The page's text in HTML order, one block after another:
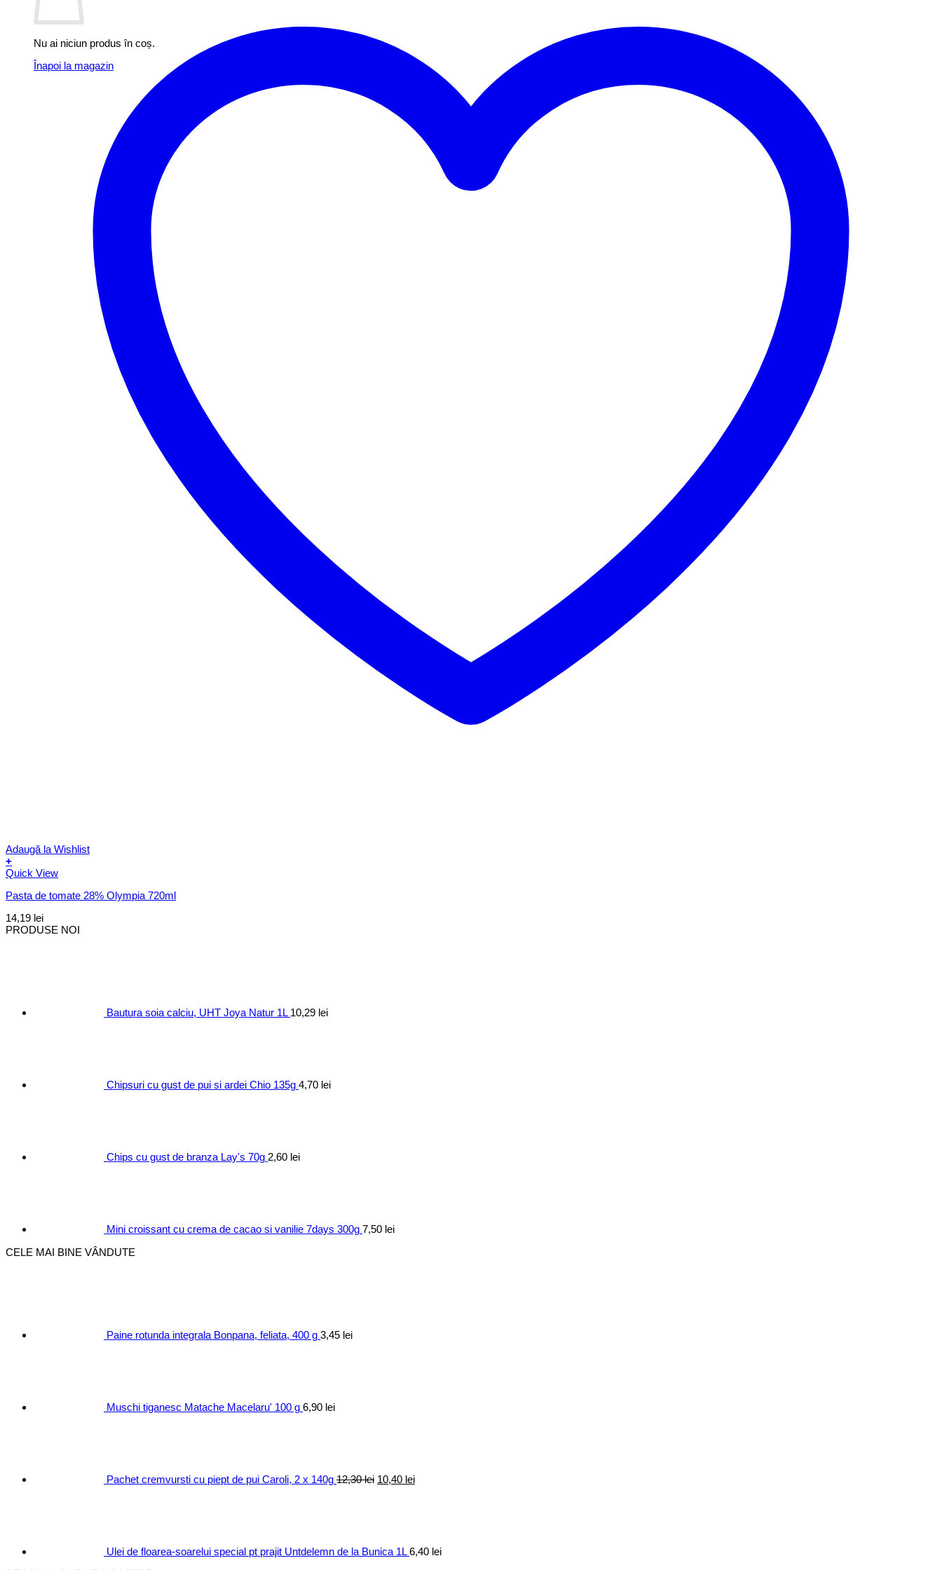
Nu ai niciun produs în coș.
Înapoi la magazin
Adaugă la Wishlist
+
Quick View
Pasta de tomate 28% Olympia 720ml
14,19 lei
PRODUSE NOI
Bautura soia calciu, UHT Joya Natur 1L 10,29 lei
Chipsuri cu gust de pui si ardei Chio 135g 4,70 lei
Chips cu gust de branza Lay's 70g 2,60 lei
Mini croissant cu crema de cacao si vanilie 7days 300g 7,50 lei
CELE MAI BINE VÂNDUTE
Paine rotunda integrala Bonpana, feliata, 400 g 3,45 lei
Muschi tiganesc Matache Macelaru' 100 g 6,90 lei
Pachet cremvursti cu piept de pui Caroli, 2 x 140g 12,30lei 10,40 lei
Ulei de floarea-soarelui special pt prajit Untdelemn de la Bunica 1L 6,40 lei